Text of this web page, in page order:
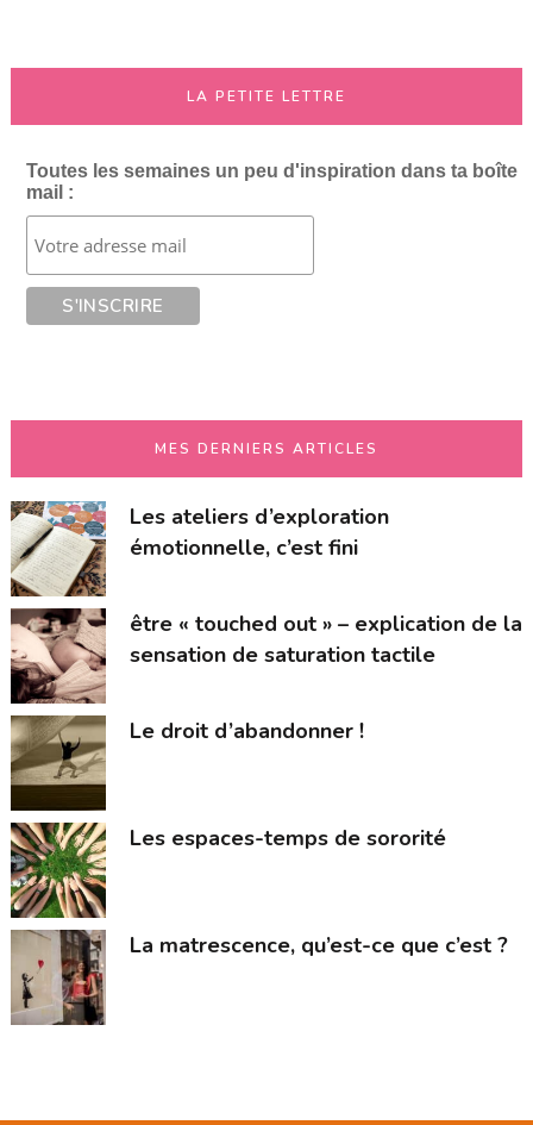
LA PETITE LETTRE
Toutes les semaines un peu d'inspiration dans ta boîte
mail :
MES DERNIERS ARTICLES
Les ateliers d’exploration
émotionnelle, c’est fini
être « touched out » – explication de la
sensation de saturation tactile
Le droit d’abandonner !
Les espaces-temps de sororité
La matrescence, qu’est-ce que c’est ?